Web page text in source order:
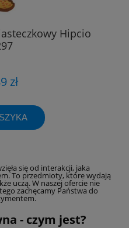
Hipcio
zł
się od interakcji, jaka
To przedmioty, które wydają
uczą. W naszej ofercie nie
zachęcamy Państwa do
- czym jest?